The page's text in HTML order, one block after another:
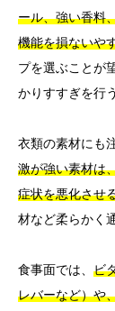
ール、強い香料
機能を損ないや
プを選ぶことが
かりすすぎを行
衣類の素材にも
激が強い素材は
症状を悪化させ
材など柔らかく
食事面では、 ビ
レバーなど）や